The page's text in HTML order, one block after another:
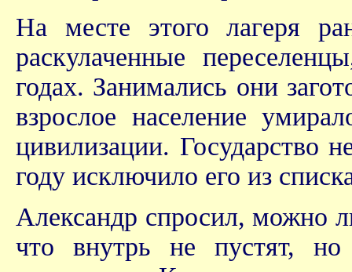
На месте этого лагеря
раскулаченные
годах. Занимались они
взрослое население
цивилизации. Государство
году исключило его из
Александр спросил, можно
что внутрь не пустят,